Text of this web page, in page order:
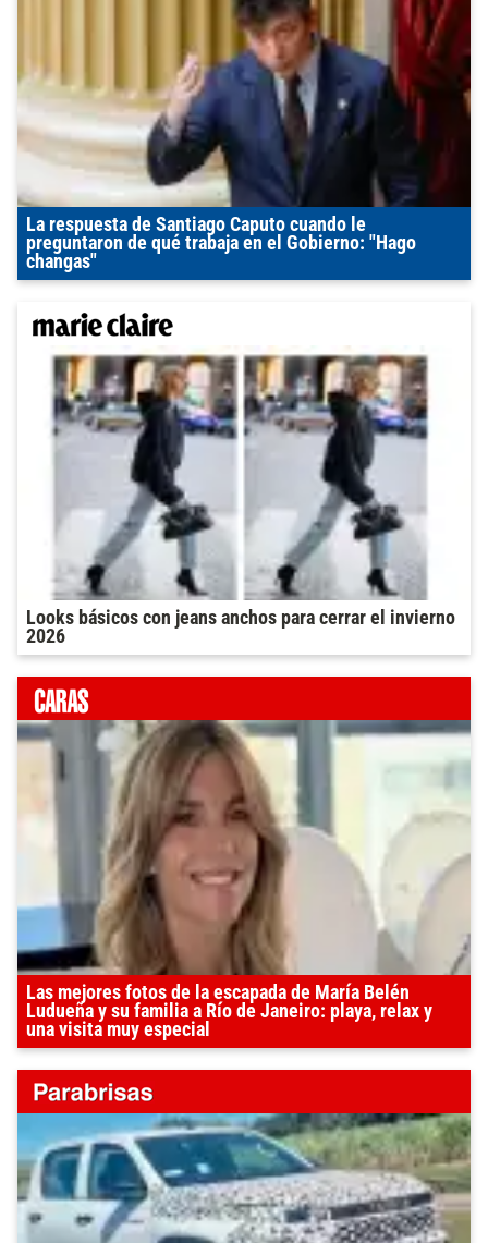
La respuesta de Santiago Caputo cuando le
preguntaron de qué trabaja en el Gobierno: "Hago
changas"
Looks básicos con jeans anchos para cerrar el invierno
2026
Las mejores fotos de la escapada de María Belén
Ludueña y su familia a Río de Janeiro: playa, relax y
una visita muy especial